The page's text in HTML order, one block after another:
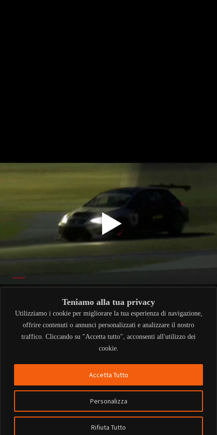
Teniamo alla tua privacy
Utilizziamo i cookie per migliorare la tua esperienza di navigazione,
offrire contenuti o annunci personalizzati e analizzare il nostro
traffico. Cliccando su "Accetta tutto", acconsenti all'utilizzo dei
cookie.
Personalizza
Rifiuta Tutto
Accetta Tutto